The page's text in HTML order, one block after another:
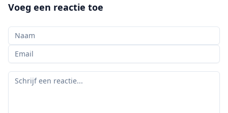
Voeg een reactie toe
Uw naam
Uw e-mail
Uw reactie